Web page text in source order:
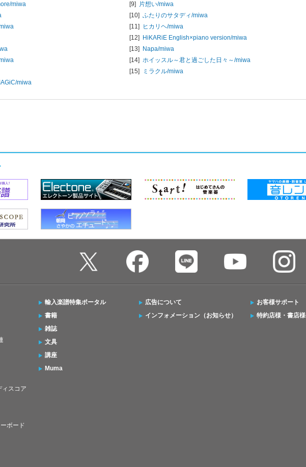
miwa
miwa
[9] 片想い/miwa
[10] ふたりのサタディ/miwa
[11]
ヒカリヘ/miwa
[12]
HiKARiE English×piano version/miwa
[13]
Napa/miwa
[14] ホイッスル～君と過ごした日々～/miwa
[15]
ミラクル/miwa
ィスコア
ボード
輸入楽譜特集ポータル
書籍
雑誌
文具
講座
Muma
広告について
インフォメーション（お知らせ）
お客様サポート
特約店様・書店